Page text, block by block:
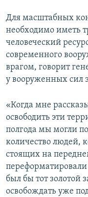
Для масштабных
необходимо иметь
человеческий
современного
врагом, говорит
у вооруженных сил
«Когда мне
освободить эти
полгода мы могли
количество людей,
стоящих на
был бы тот золотой
освобождать уже